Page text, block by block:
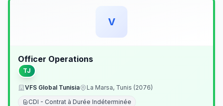
V
Officer Operations
TJ
VFS Global Tunisia
La Marsa, Tunis (2076)
CDI - Contrat à Durée Indéterminée